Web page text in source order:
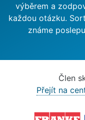
výběrem a
každou otázku.
známe
Člen
Přejít na